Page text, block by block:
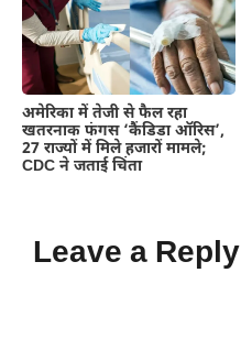
अमेरिका में तेजी से फैल रहा
खतरनाक फंगस ‘कैंडिडा ऑरिस’,
27 राज्यों में मिले हजारों मामले;
CDC ने जताई चिंता
Leave a Reply